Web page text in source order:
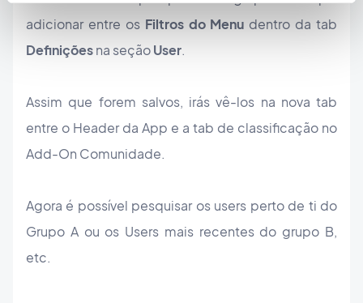
adicionar entre os Filtros do Menu dentro da tab
Definiçõesna seçãoUser.
Assim que forem salvos, irás vê-los na nova tab
entre o Header da App e a tab de classificação no
Add-On Comunidade.
Agora é possível pesquisar os users perto de ti do
Grupo A ou os Users mais recentes do grupo B,
etc.